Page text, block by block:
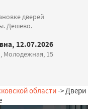
дверей
Дешево.
12.07.2026
Молодежная, 15
области-> Двери